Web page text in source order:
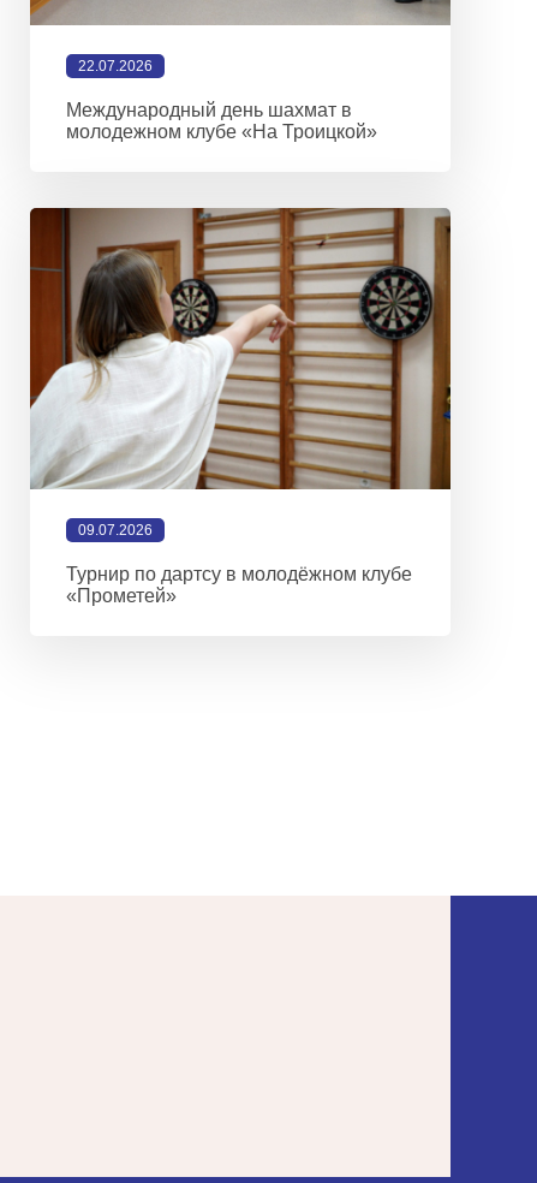
22.07.2026
Международный день шахмат в
молодежном клубе «На Троицкой»
09.07.2026
Турнир по дартсу в молодёжном клубе
«Прометей»